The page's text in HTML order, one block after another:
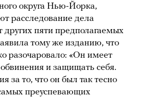
округа Нью-Йорка,
расследование дела
пяти предполагаемых
тому же изданию, что
разочаровало: «Он имеет
и защищать себя.
за то, что он был так тесно
преуспевающих